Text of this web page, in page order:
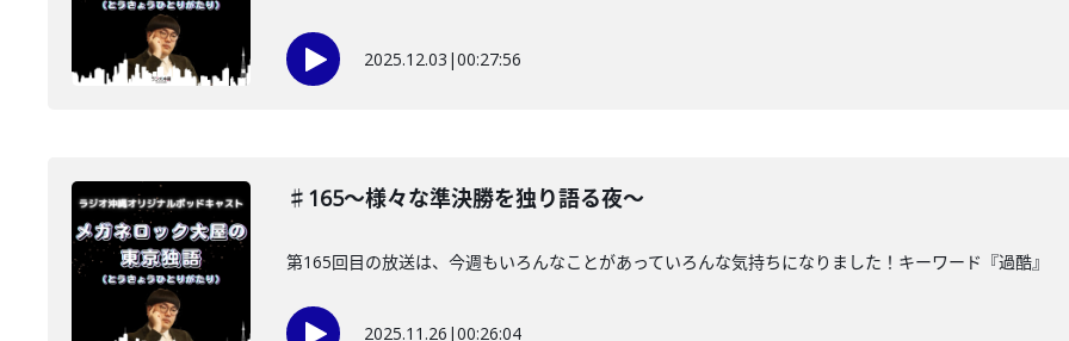
2025.12.03 |00:27:56
♯165〜様々な準決勝を独り語る夜〜
第165回目の放送は、今週もいろんなことがあっていろんな気持ちになりました！キーワード『過酷』
2025.11.26 |00:26:04